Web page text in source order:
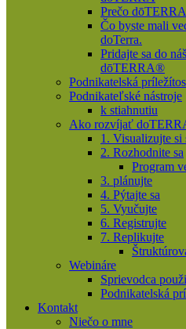
Prečo
Čo byste mali
doTerra.
Pridajte sa do
dōTERRA®
Podnikatelská
Podnikateľské nástroje
k stiahnutiu
Ako rozvíjať
1. Visualizujte si
2. Rozhodnite sa
Program
3. plánujte
4. Pýtajte sa
5. Vyučujte
6. Registrujte
7. Replikujte
Webináre
Sprievodca
Podnikatelská
Kontakt
Niečo o mne